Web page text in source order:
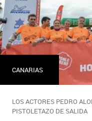
CANARIAS
LOS ACTORES PEDRO
PISTOLETAZO DE SALIDA